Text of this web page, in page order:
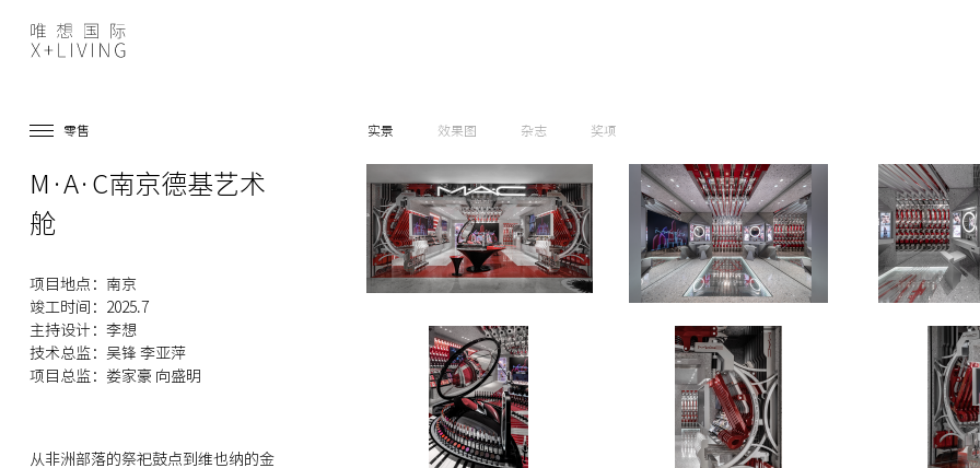
零售 实景 效果图 杂志 奖项
M·A·C南京德基艺术
舱
项目地点：南京
竣工时间：2025.7
主持设计：李想
技术总监：吴锋 李亚萍
项目总监：娄家豪 向盛明
从非洲部落的祭祀鼓点到维也纳的金